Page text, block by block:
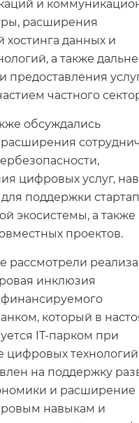
и
расширения
хостинга данных и
а также
предоставления
частного
обсуждались
цифровых услуг,
поддержки
экосистемы, а также
проектов.
рассмотрели
инклюзия
финансируемого
который в
IT-парком при
цифровых
на поддержку
и расширение
навыкам и